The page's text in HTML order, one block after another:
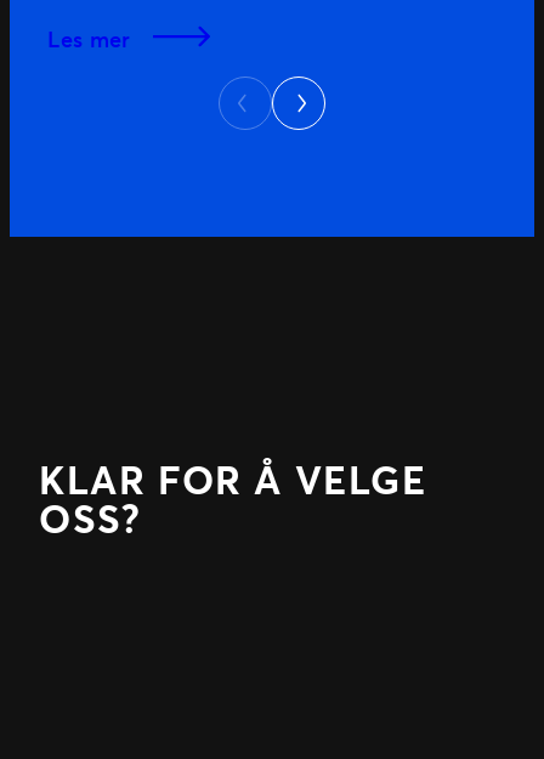
les mer
Previous
Next
KLAR FOR Å VELGE
OSS?